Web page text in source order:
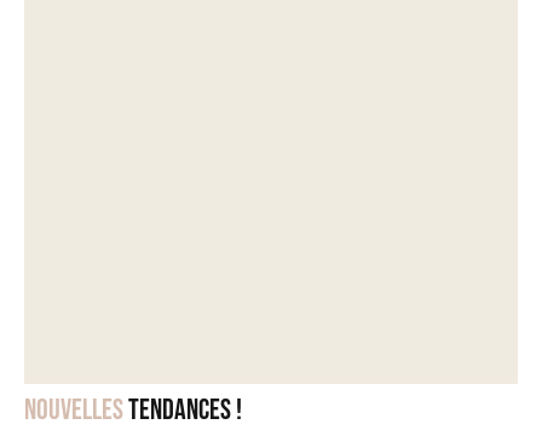
Nouvellestendances !